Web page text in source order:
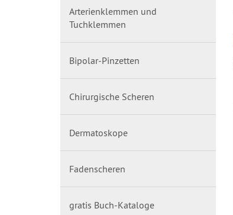
Arterienklemmen und
Tuchklemmen
Bipolar-Pinzetten
Chirurgische Scheren
Dermatoskope
Fadenscheren
gratis Buch-Kataloge